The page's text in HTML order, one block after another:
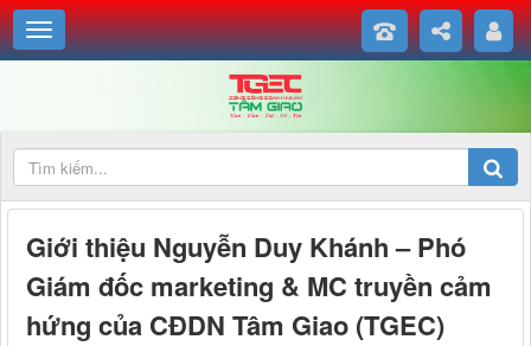
Giới thiệu Nguyễn Duy Khánh – Phó
Giám đốc marketing & MC truyền cảm
hứng của CĐDN Tâm Giao (TGEC)